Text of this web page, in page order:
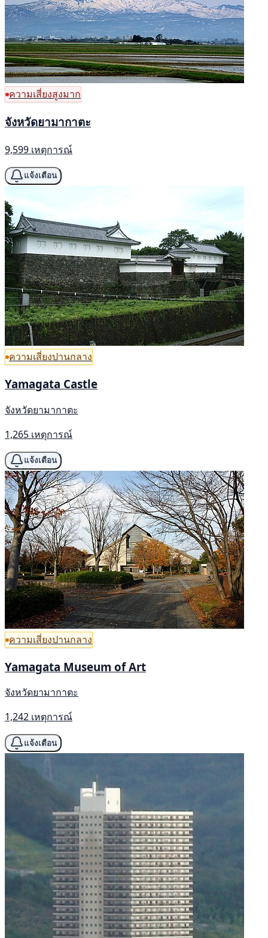
ความเสี่ยงสูงมาก
จังหวัดยามากาตะ
9,599 เหตุการณ์
แจ้งเตือน
ความเสี่ยงปานกลาง
Yamagata Castle
จังหวัดยามากาตะ
1,265 เหตุการณ์
แจ้งเตือน
ความเสี่ยงปานกลาง
Yamagata Museum of Art
จังหวัดยามากาตะ
1,242 เหตุการณ์
แจ้งเตือน